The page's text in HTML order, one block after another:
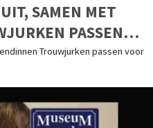
SAMEN MET
PASSEN
Trouwjurken passen voor